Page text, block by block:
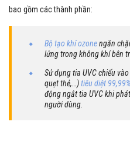
bao gồm các thành phần:
Bộ tạo khí ozonengăn
lửng trong không khí bên
Sử dụng tia UVC chiếu
quẹt thẻ,…)tiêu diệt
động ngắt tia UVC khi
người dùng.